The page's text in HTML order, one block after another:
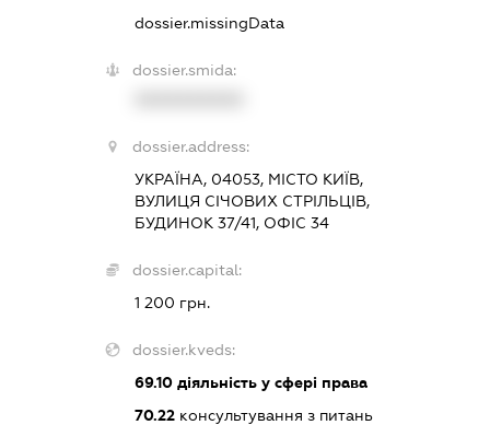
dossier.missingData
dossier.smida:
dossier.address:
УКРАЇНА, 04053, МІСТО КИЇВ,
ВУЛИЦЯ СІЧОВИХ СТРІЛЬЦІВ,
БУДИНОК 37/41, ОФІС 34
dossier.capital:
1 200 грн.
dossier.kveds:
69.10 діяльність у сфері права
70.22 консультування з питань